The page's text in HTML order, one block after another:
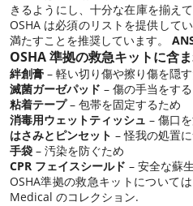
きるようにし、十分な在庫を揃え
OSHA は必須のリストを提供して
満たすことを推奨しています。
OSHA 準拠の救急キットに含
絆創膏 – 軽い切り傷や擦り傷を隠
滅菌ガーゼパッド – 傷の手当をする
粘着テープ– 包帯を固定するため
消毒用ウェットティッシュ – 傷口
はさみとピンセット – 怪我の処置
手袋 – 汚染を防ぐため
CPR フェイスシールド – 安全な蘇
OSHA準拠の救急キットについて
Medical のコレクション.